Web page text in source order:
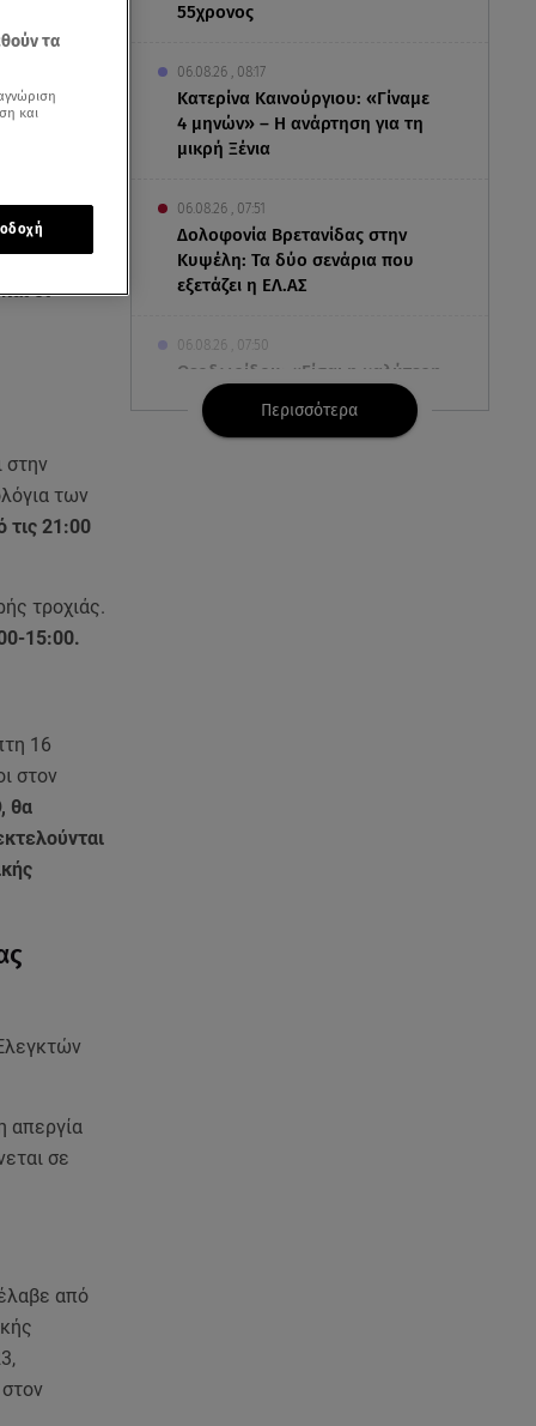
55χρονος
06.08.26 , 08:17
Κατερίνα Καινούργιου: «Γίναμε
4 μηνών» – Η ανάρτηση για τη
μικρή Ξένια
06.08.26 , 07:51
Δολοφονία Βρετανίδας στην
Κυψέλη: Τα δύο σενάρια που
εξετάζει η ΕΛ.ΑΣ
06.08.26 , 07:50
Θεοδωρίδου: «Είσαι η καλύτερη
μαμά του κόσμου» – Το βίντεο
που έγινε viral
Περισσότερα
οι
στην
των
τις 21:00
τροχιάς.
15:00.
16
στον
θα
απεργία
σε
από
τα
και